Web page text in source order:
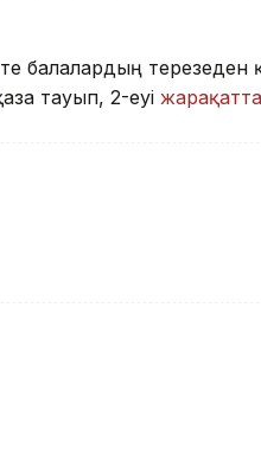
балалардың терезеден
тауып, 2-еуі